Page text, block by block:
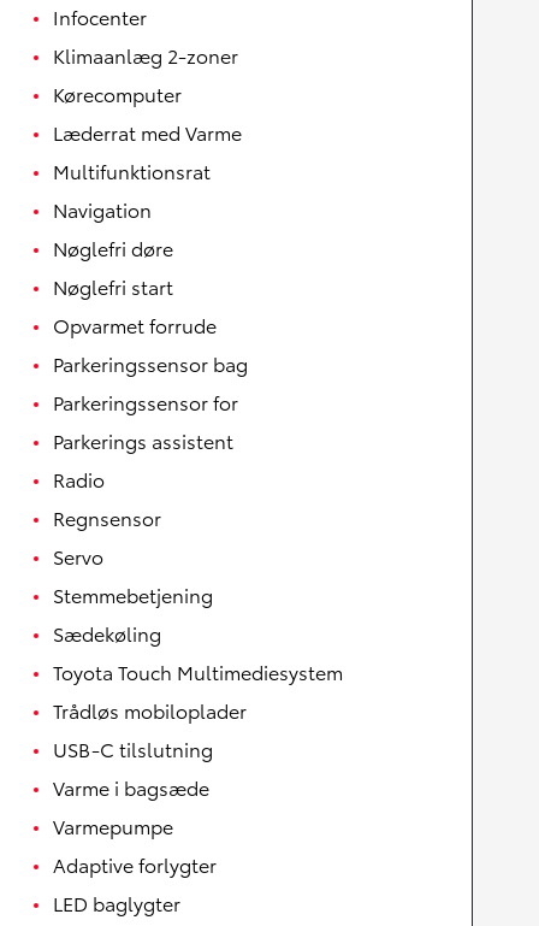
Infocenter
Klimaanlæg 2-zoner
Kørecomputer
Læderrat med Varme
Multifunktionsrat
Navigation
Nøglefri døre
Nøglefri start
Opvarmet forrude
Parkeringssensor bag
Parkeringssensor for
Parkerings assistent
Radio
Regnsensor
Servo
Stemmebetjening
Sædekøling
Toyota Touch Multimediesystem
Trådløs mobiloplader
USB-C tilslutning
Varme i bagsæde
Varmepumpe
Adaptive forlygter
LED baglygter